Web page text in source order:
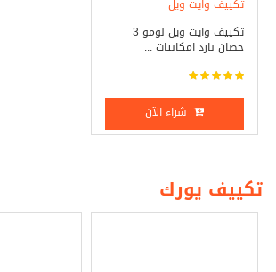
تكييف وايت ويل
تكييف وايت ويل لومو 3
حصان بارد امكانيات ...
شراء الآن
تكييف يورك